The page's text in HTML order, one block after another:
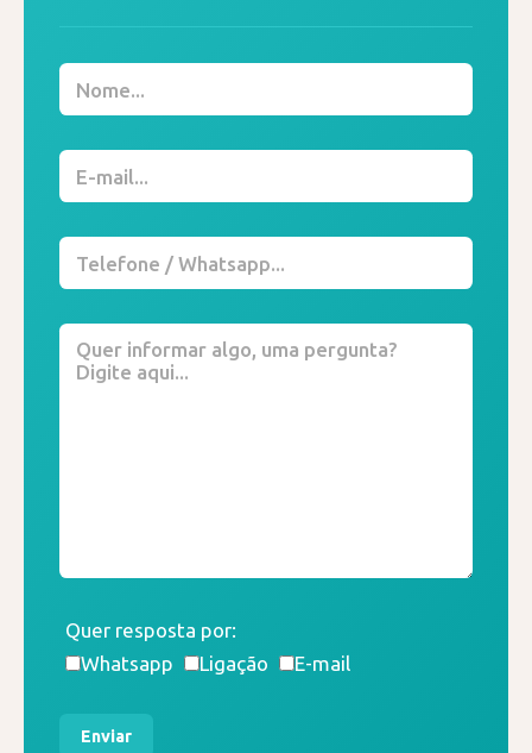
Quer resposta por:
Whatsapp
Ligação E-mail
Enviar